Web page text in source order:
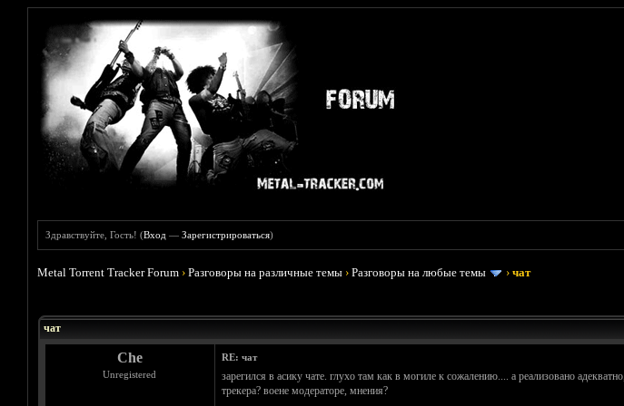
Здравствуйте, Гость! (Вход —Зарегистрироваться)
Metal Torrent Tracker Forum ›Разговоры на различные темы ›Разговоры на любые темы ›чат
чат
Che
Unregistered
RE: чат
зарегился в асику чате. глухо там как в могиле к сожалению.... а реализовано
трекера? воене модераторе, мнения?